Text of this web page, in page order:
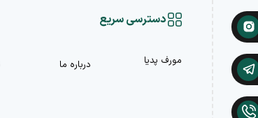
دسترسی سریع
مورف پدیا درباره ما